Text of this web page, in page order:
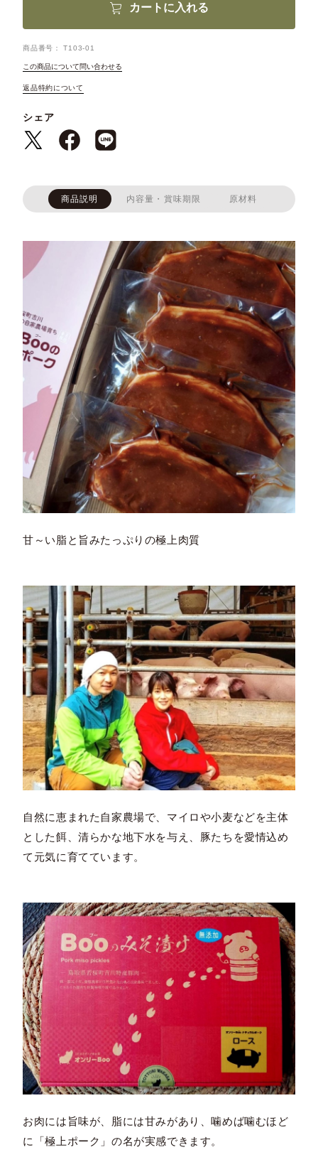
カートに入れる
商品番号 T103-01
この商品について問い合わせる
返品特約について
シェア
商品説明 内容量・賞味期限 原材料
甘～い脂と旨みたっぷりの極上肉質
自然に恵まれた自家農場で、マイロや小麦などを主体
とした餌、清らかな地下水を与え、豚たちを愛情込め
て元気に育てています。
お肉には旨味が、脂には甘みがあり、噛めば噛むほど
に「極上ポーク」の名が実感できます。